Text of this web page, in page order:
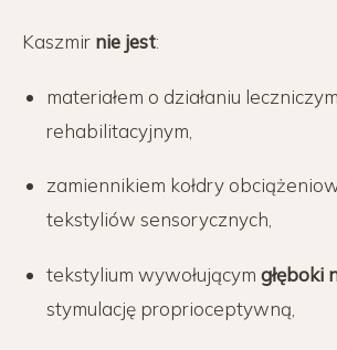
Kaszmir nie jest:
materiałem o działaniu
rehabilitacyjnym,
zamiennikiem kołdry
tekstyliów sensorycznych,
tekstylium wywołującym głęboki
stymulację proprioceptywną,